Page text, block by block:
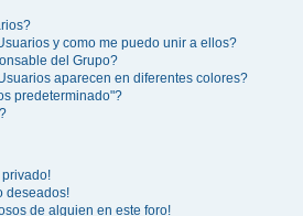
y como me puedo unir a ellos?
del Grupo?
aparecen en diferentes colores?
predeterminado"?
privado!
deseados!
de alguien en este foro!